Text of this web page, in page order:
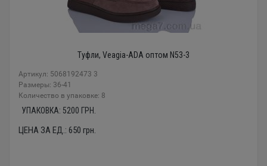
Туфли, Veagia-ADA оптом N53-3
Артикул: 5068192473 3
Размеры: 36-41
Количество в упаковке: 8
УПАКОВКА: 5200 ГРН.
ЦЕНА ЗА ЕД.: 650 грн.